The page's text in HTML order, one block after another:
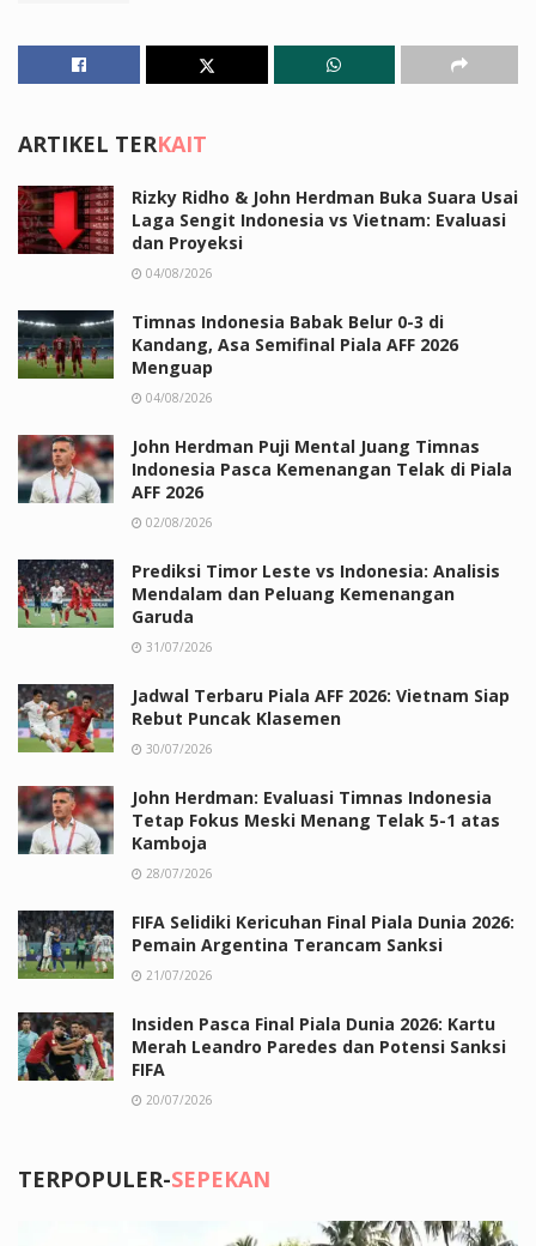
ARTIKEL TERKAIT
Rizky Ridho & John Herdman Buka Suara Usai
Laga Sengit Indonesia vs Vietnam: Evaluasi
dan Proyeksi
04/08/2026
Timnas Indonesia Babak Belur 0-3 di
Kandang, Asa Semifinal Piala AFF 2026
Menguap
04/08/2026
John Herdman Puji Mental Juang Timnas
Indonesia Pasca Kemenangan Telak di Piala
AFF 2026
02/08/2026
Prediksi Timor Leste vs Indonesia: Analisis
Mendalam dan Peluang Kemenangan
Garuda
31/07/2026
Jadwal Terbaru Piala AFF 2026: Vietnam Siap
Rebut Puncak Klasemen
30/07/2026
John Herdman: Evaluasi Timnas Indonesia
Tetap Fokus Meski Menang Telak 5-1 atas
Kamboja
28/07/2026
FIFA Selidiki Kericuhan Final Piala Dunia 2026:
Pemain Argentina Terancam Sanksi
21/07/2026
Insiden Pasca Final Piala Dunia 2026: Kartu
Merah Leandro Paredes dan Potensi Sanksi
FIFA
20/07/2026
TERPOPULER-SEPEKAN